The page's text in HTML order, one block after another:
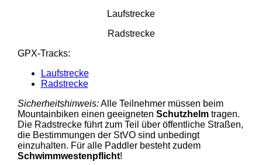
Laufstrecke
Radstrecke
GPX-Tracks:
Laufstrecke
Radstrecke
Sicherheitshinweis:Alle Teilnehmer müssen beim
Mountainbiken einen geeigneten Schutzhelm tragen.
Die Radstrecke führt zum Teil über öffentliche Straßen,
die Bestimmungen der StVO sind unbedingt
einzuhalten. Für alle Paddler besteht zudem
Schwimmwestenpflicht!